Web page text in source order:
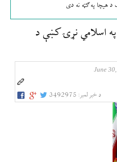
هیچا په ګټه نه دی
اسلامي نړۍ کښې د
د خبر لمبر: 3492975